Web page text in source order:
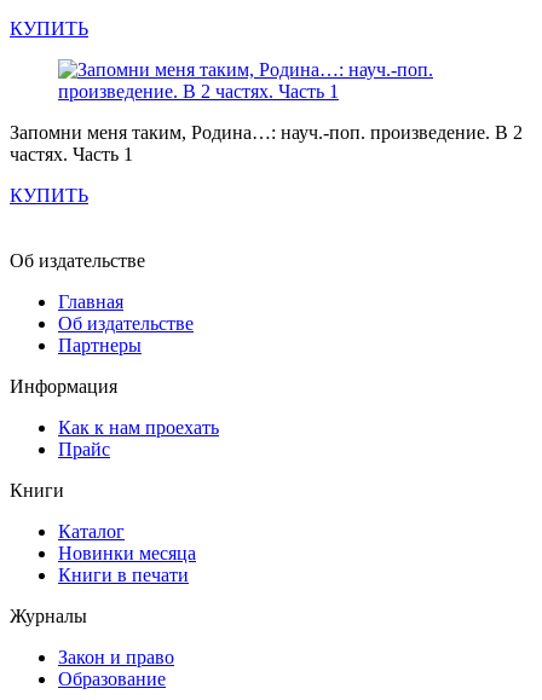
КУПИТЬ
Запомни меня таким, Родина…: науч.-поп. произведение. В 2
частях. Часть 1
КУПИТЬ
Об издательстве
Главная
Об издательстве
Партнеры
Информация
Как к нам проехать
Прайс
Книги
Каталог
Новинки месяца
Книги в печати
Журналы
Закон и право
Образование